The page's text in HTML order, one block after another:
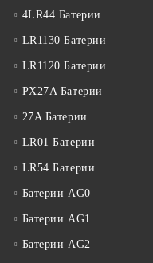
4LR44 Батерии
LR1130 Батерии
LR1120 Батерии
PX27A Батерии
27A Батерии
LR01 Батерии
LR54 Батерии
Батерии AG0
Батерии AG1
Батерии AG2